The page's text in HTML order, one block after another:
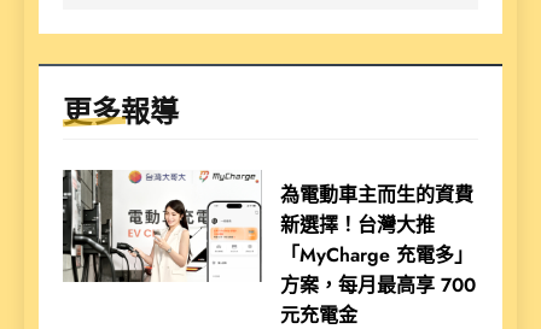
更多報導
為電動車主而生的資費
新選擇！台灣大推
「MyCharge 充電多」
方案，每月最高享 700
元充電金